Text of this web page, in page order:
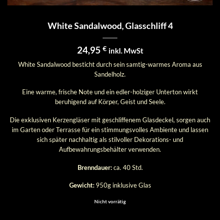
White Sandalwood, Glasschliff 4
24,95 € inkl. MwSt
White Sandalwood besticht durch sein samtig-warmes Aroma aus
Sandelholz.
Eine warme, frische Note und ein edler-holziger Unterton wirkt
beruhigend auf Körper, Geist und Seele.
Die exklusiven Kerzengläser mit geschliffenem Glasdeckel, sorgen auch
im Garten oder Terrasse für ein stimmungsvolles Ambiente und lassen
sich später nachhaltig als stilvoller Dekorations- und
Aufbewahrungsbehälter verwenden.
Brenndauer:ca. 40 Std.
Gewicht:950g inklusive Glas
Nicht vorrätig